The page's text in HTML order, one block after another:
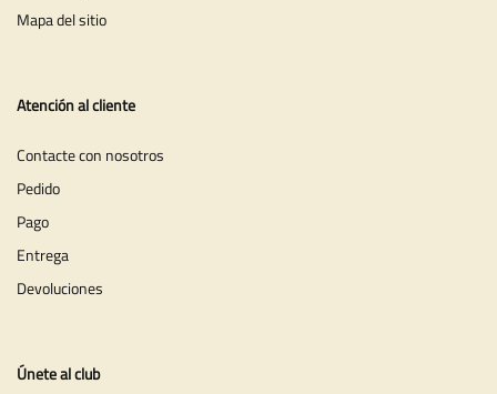
Mapa del sitio
Atención al cliente
Contacte con nosotros
Pedido
Pago
Entrega
Devoluciones
Únete al club